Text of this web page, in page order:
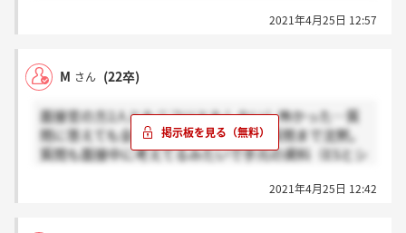
2021年4月25日 12:57
M さん (22卒)
面接官の方2人ともニコリともしないし怖かった…質
問に答えても全然深掘りなしで、次の質問まで沈黙。
質問も面接中に考えてるみたいで手元の資料（ESとシ
時間がとにかく長かった…15分しかないのに…
2021年4月25日 12:42